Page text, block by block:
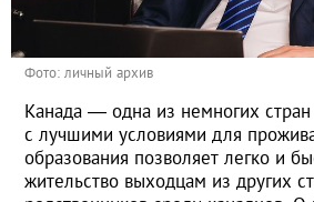
Фото: личный архив
Канада — одна из немногих
с лучшими условиями для
образования позволяет легко и
жительство выходцам из других